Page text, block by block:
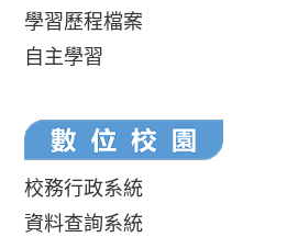
學習歷程檔案
自主學習
校務行政系統
資料查詢系統